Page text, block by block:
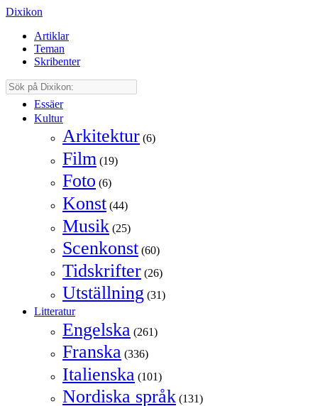
Dixikon
Artiklar
Teman
Skribenter
Essäer
Kultur
Arkitektur (6)
Film (19)
Foto (6)
Konst (44)
Musik (25)
Scenkonst (60)
Tidskrifter (26)
Utställning (31)
Litteratur
Engelska (261)
Franska (336)
Italienska (101)
Nordiska språk (131)